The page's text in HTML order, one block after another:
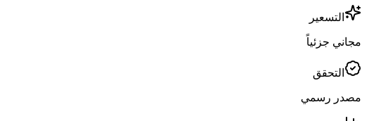
التسعير
مجاني جزئياً
التحقق
مصدر رسمي